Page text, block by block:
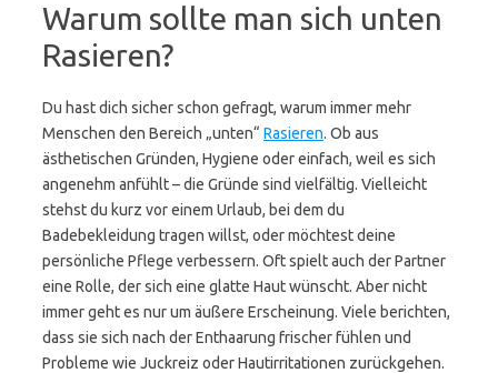
Warum sollte man sich unten
Rasieren?
Du hast dich sicher schon gefragt, warum immer mehr
Menschen den Bereich „unten“ Rasieren. Ob aus
ästhetischen Gründen, Hygiene oder einfach, weil es sich
angenehm anfühlt – die Gründe sind vielfältig. Vielleicht
stehst du kurz vor einem Urlaub, bei dem du
Badebekleidung tragen willst, oder möchtest deine
persönliche Pflege verbessern. Oft spielt auch der Partner
eine Rolle, der sich eine glatte Haut wünscht. Aber nicht
immer geht es nur um äußere Erscheinung. Viele berichten,
dass sie sich nach der Enthaarung frischer fühlen und
Probleme wie Juckreiz oder Hautirritationen zurückgehen.